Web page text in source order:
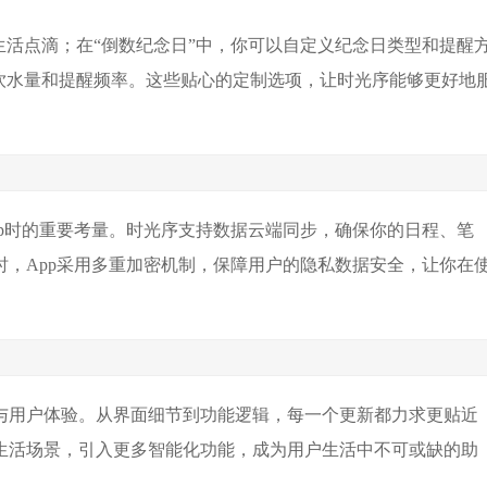
点滴；在“倒数纪念日”中，你可以自定义纪念日类型和提醒
量和提醒频率。这些贴心的定制选项，让时光序能够更好地
的重要考量。时光序支持数据云端同步，确保你的日程、笔
App采用多重加密机制，保障用户的隐私数据安全，让你在
户体验。从界面细节到功能逻辑，每一个更新都力求更贴近
场景，引入更多智能化功能，成为用户生活中不可或缺的助